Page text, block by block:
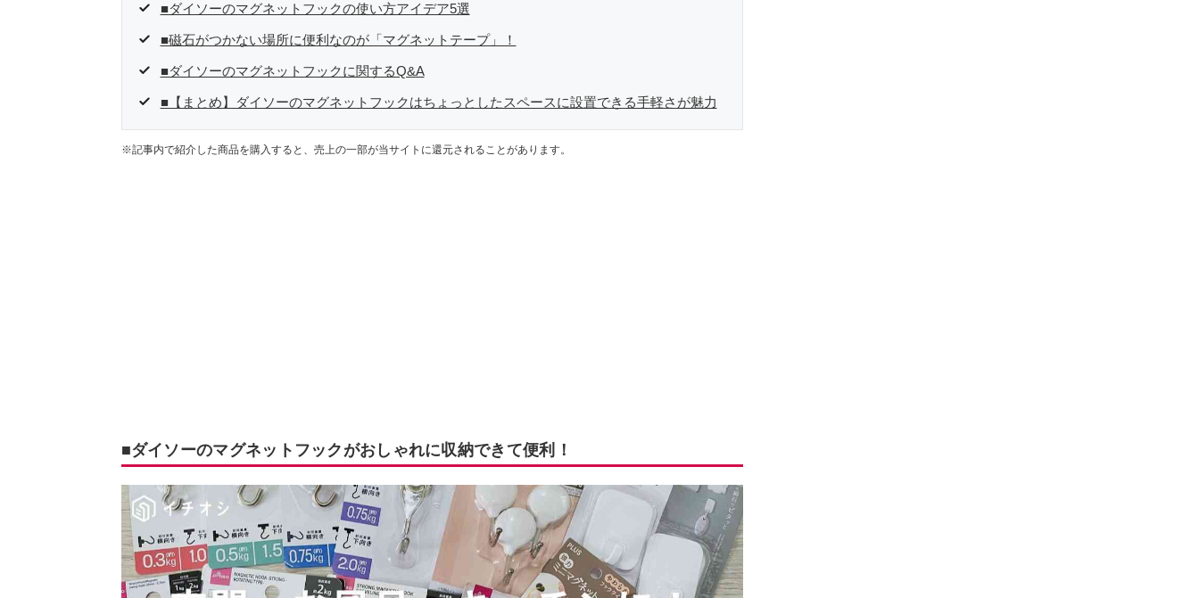
■ダイソーのマグネットフックの使い方アイデア5選
■磁石がつかない場所に便利なのが「マグネットテープ」！
■ダイソーのマグネットフックに関するQ&A
■【まとめ】ダイソーのマグネットフックはちょっとしたスペースに設置できる手軽さが魅力
※記事内で紹介した商品を購入すると、売上の一部が当サイトに還元されることがあります。
■ダイソーのマグネットフックがおしゃれに収納できて便利！